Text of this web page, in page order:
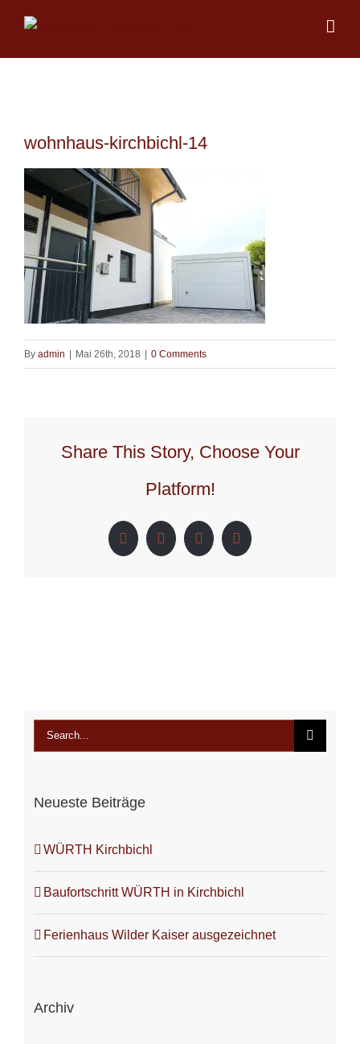
wohnhaus-kirchbichl-14
By admin | Mai 26th, 2018 | 0 Comments
Share This Story, Choose Your
Platform!
Facebook
X LinkedInPinterest
Search
Neueste Beiträge
WÜRTH Kirchbichl
Baufortschritt WÜRTH in Kirchbichl
Ferienhaus Wilder Kaiser ausgezeichnet
Archiv